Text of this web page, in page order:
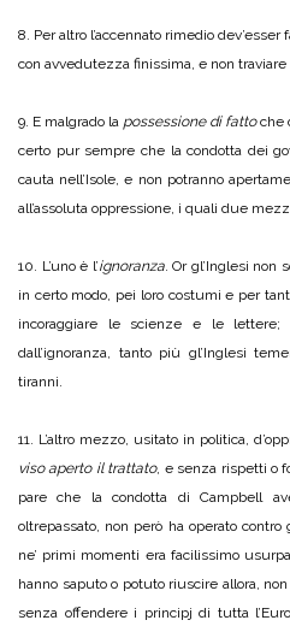
8. Per altro l’accennato rimedio
con avvedutezza finissima, e non
9. E malgrado la possessione di fattoche
certo pur sempre che la condotta dei
cauta nell’Isole, e non potranno
all’assoluta oppressione, i quali due
10. L’uno è l’ignoranza. Or gl’Inglesi non
in certo modo, pei loro costumi e per
incoraggiare le scienze e le
dall’ignoranza, tanto più gl’Inglesi
tiranni.
11. L’altro mezzo, usitato in politica,
viso aperto il trattato, e senza rispetti o
pare che la condotta di Campbell
oltrepassato, non però ha operato
ne’ primi momenti era facilissimo
hanno saputo o potuto riuscire allora,
senza offendere i principj di tutta